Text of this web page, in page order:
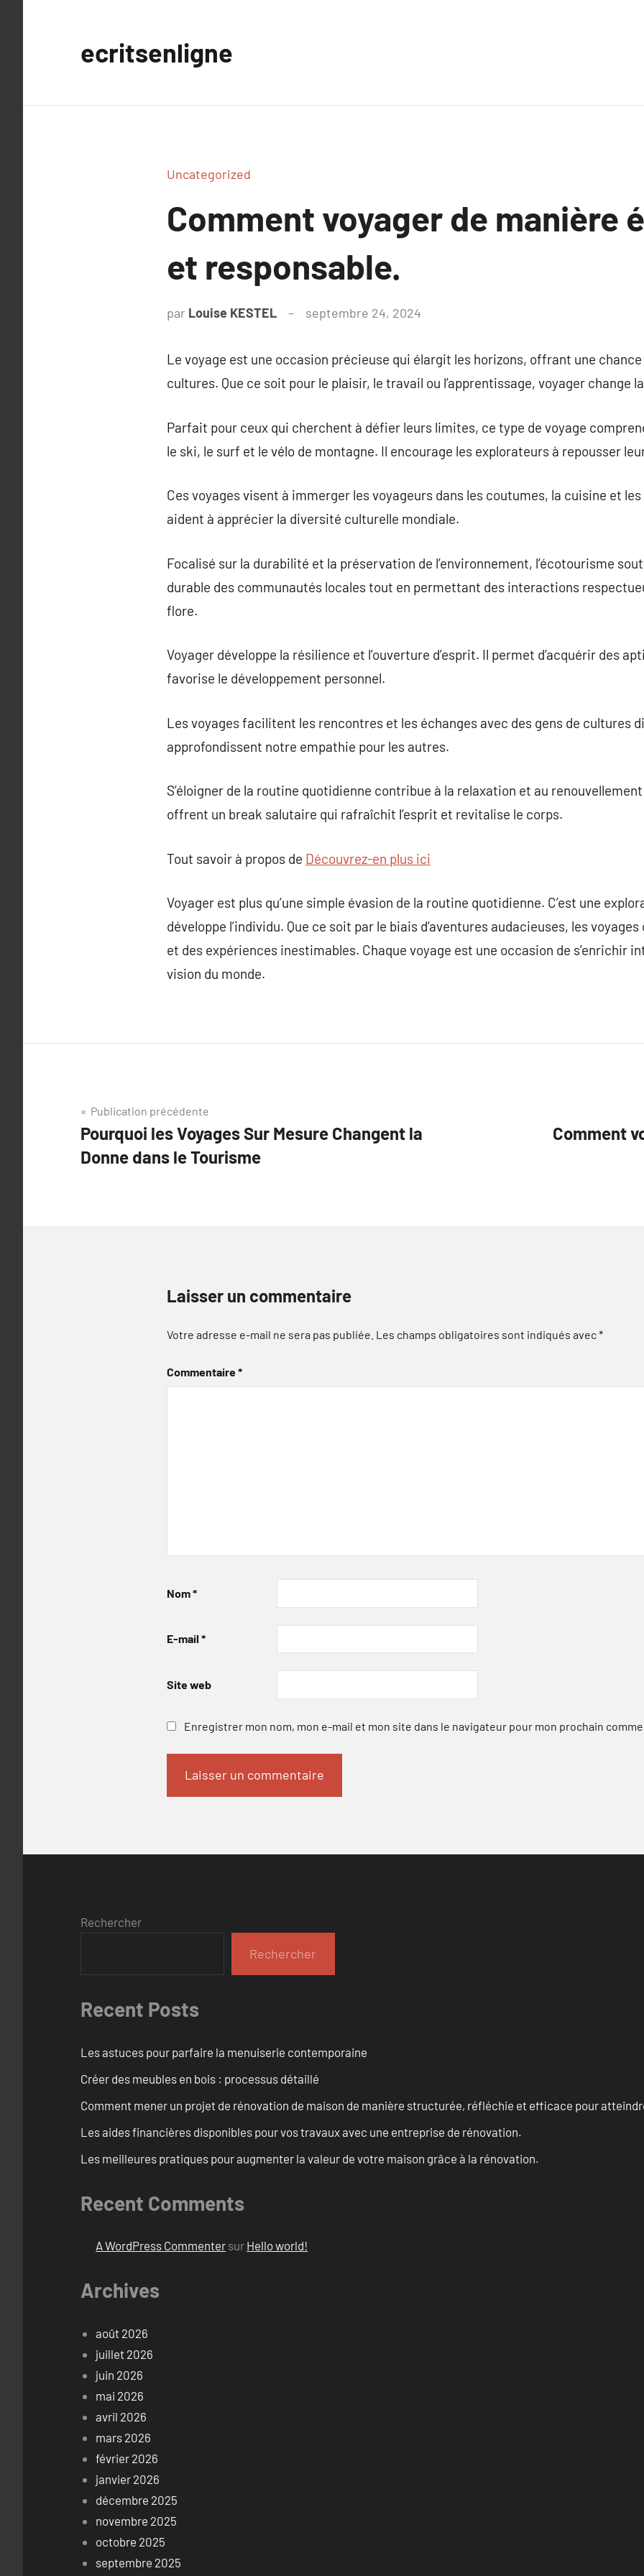
ecritsenligne
Uncategorized
Comment voyager de manière
et responsable.
par Louise KESTEL septembre 24, 2024
Le voyage est une occasion précieuse qui élargit les horizons, offrant une
cultures. Que ce soit pour le plaisir, le travail ou l’apprentissage, voyager change
Parfait pour ceux qui cherchent à défier leurs limites, ce type de voyage
le ski, le surf et le vélo de montagne. Il encourage les explorateurs à repousser
Ces voyages visent à immerger les voyageurs dans les coutumes, la cuisine et
aident à apprécier la diversité culturelle mondiale.
Focalisé sur la durabilité et la préservation de l’environnement, l’écotourisme
durable des communautés locales tout en permettant des interactions
flore.
Voyager développe la résilience et l’ouverture d’esprit. Il permet d’acquérir des
favorise le développement personnel.
Les voyages facilitent les rencontres et les échanges avec des gens de cultures
approfondissent notre empathie pour les autres.
S’éloigner de la routine quotidienne contribue à la relaxation et au renouvellement
offrent un break salutaire qui rafraîchit l’esprit et revitalise le corps.
Tout savoir à propos de Découvrez-en plus ici
Voyager est plus qu’une simple évasion de la routine quotidienne. C’est une
développe l’individu. Que ce soit par le biais d’aventures audacieuses, les
et des expériences inestimables. Chaque voyage est une occasion de s’enrichir
vision du monde.
Navigation
de
l’article
Publication précédente
Pourquoi les Voyages Sur Mesure Changent la
Donne dans le Tourisme
Comment
Laisser un commentaire
Votre adresse e-mail ne sera pas publiée. Les champs obligatoires sont indiqués avec*
Commentaire*
Nom*
E-mail *
Site web
Enregistrer mon nom, mon e-mail et mon site dans le navigateur pour mon prochain
Rechercher
Rechercher
Recent Posts
Les astuces pour parfaire la menuiserie contemporaine
Créer des meubles en bois : processus détaillé
Comment mener un projet de rénovation de maison de manière structurée, réfléchie et efficace pour
Les aides financières disponibles pour vos travaux avec une entreprise de rénovation.
Les meilleures pratiques pour augmenter la valeur de votre maison grâce à la rénovation.
Recent Comments
A WordPress Commenter sur Hello world!
Archives
août 2026
juillet 2026
juin 2026
mai 2026
avril 2026
mars 2026
février 2026
janvier 2026
décembre 2025
novembre 2025
octobre 2025
septembre 2025